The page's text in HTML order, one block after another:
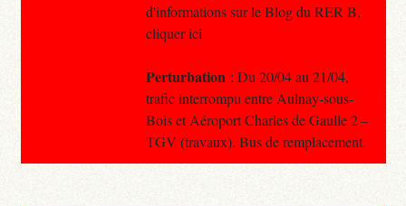
d'informations sur le Blog du RER B,
cliquer ici
Perturbation : Du 20/04 au 21/04,
trafic interrompu entre Aulnay-sous-
Bois et Aéroport Charles de Gaulle 2 –
TGV (travaux). Bus de remplacement.